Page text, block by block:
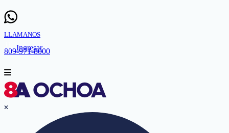
LLAMANOS
809-971-8000
Ingresar